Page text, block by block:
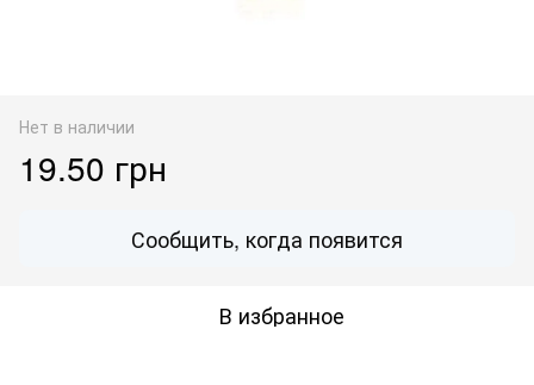
Нет в наличии
19.50 грн
Сообщить, когда появится
В избранное